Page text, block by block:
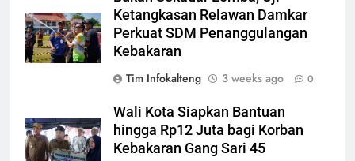
Ketangkasan Relawan Damkar
Perkuat SDM Penanggulangan
Kebakaran
Tim Infokalteng
3 weeks ago 0
Wali Kota Siapkan Bantuan
hingga Rp12 Juta bagi Korban
Kebakaran Gang Sari 45